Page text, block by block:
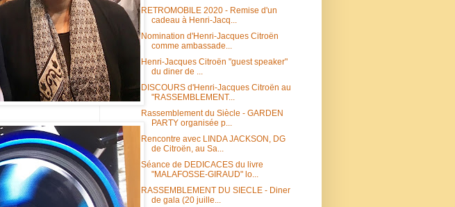
RETROMOBILE 2020 - Remise d'un
cadeau à Henri-Jacq...
Nomination d'Henri-Jacques Citroën
comme ambassade...
Henri-Jacques Citroën "guest speaker"
du diner de ...
DISCOURS d'Henri-Jacques Citroën au
"RASSEMBLEMENT...
Rassemblement du Siècle - GARDEN
PARTY organisée p...
Rencontre avec LINDA JACKSON, DG
de Citroën, au Sa...
Séance de DEDICACES du livre
"MALAFOSSE-GIRAUD" lo...
RASSEMBLEMENT DU SIECLE - Diner
de gala (20 juille...